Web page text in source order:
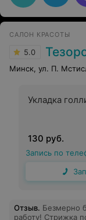
САЛОН КРАСОТЫ
5.0
Минск, ул. П.
Укладка
130 руб.
Запись по
Отзыв. Безмерно
работу! Стрижка